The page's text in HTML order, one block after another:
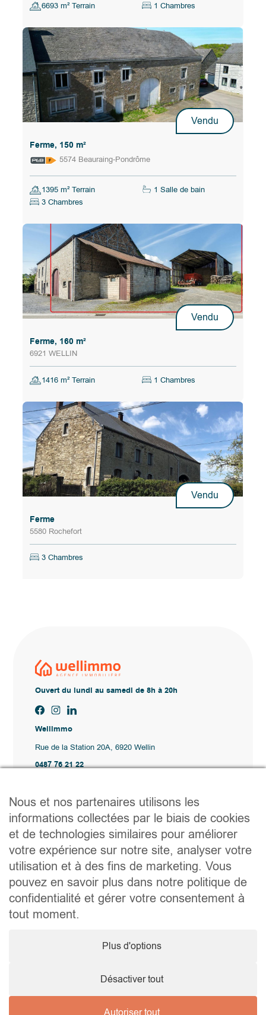
6693 m² Terrain 1 Chambres
Vendu
Ferme, 150 m²
5574 Beauraing-Pondrôme
1395 m² Terrain
1 Salle de bain
3 Chambres
Vendu
Ferme, 160 m²
6921 WELLIN
1416 m² Terrain 1 Chambres
Vendu
Ferme
5580 Rochefort
3 Chambres
Ouvert du lundi au samedi de 8h à 20h
Wellimmo
Rue de la Station 20A, 6920 Wellin
0487 76 21 22
Acheter
Louer
Vendre
Contact
Liens utiles
Conseils pratiques pour vendre ou louer
Préparer un déménagement
Documents utiles
Notaire.be
Agent immobilier courtier, agrégation octroyée en Belgique
Nous et nos partenaires utilisons les
informations collectées par le biais de cookies
et de technologies similaires pour améliorer
votre expérience sur notre site, analyser votre
utilisation et à des fins de marketing. Vous
pouvez en savoir plus dans notre politique de
confidentialité et gérer votre consentement à
tout moment.
Plus d'options
Désactiver tout